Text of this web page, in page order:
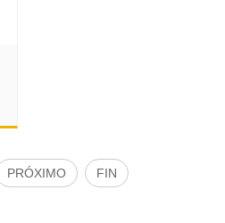
PRÓXIMO FIN